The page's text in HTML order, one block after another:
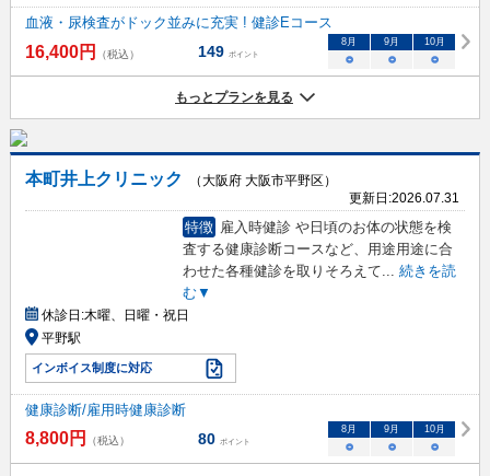
血液・尿検査がドック並みに充実 ! 健診Eコース
16,400円 （税込） 149 ポイント
8月 9月 10月
○ ○ ○
もっとプランを見る
本町井上クリニック
（大阪府 大阪市平野区）
更新日:2026.07.31
特徴 雇入時健診 や日頃のお体の状態を検
査する健康診断コースなど、用途用途に合
わせた各種健診を取りそろえて
続きを読
む▼
休診日:木曜、日曜・祝日
平野駅
インボイス制度に対応
健康診断/雇用時健康診断
8,800円 （税込） 80 ポイント
8 月 9 月 10月
○ ○ ○